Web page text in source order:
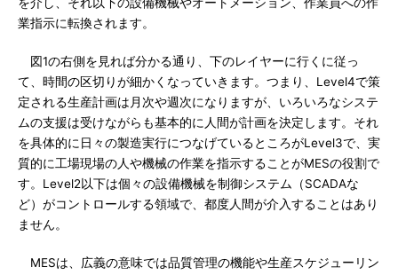
業指示に転換されます。
図1の右側を見れば分かる通り、下のレイヤーに行くに従っ
て、時間の区切りが細かくなっていきます。つまり、Level4で策
定される生産計画は月次や週次になりますが、いろいろなシステ
ムの支援は受けながらも基本的に人間が計画を決定します。それ
を具体的に日々の製造実行につなげているところがLevel3で、実
質的に工場現場の人や機械の作業を指示することがMESの役割で
す。Level2以下は個々の設備機械を制御システム（SCADAな
ど）がコントロールする領域で、都度人間が介入することはあり
ません。
MESは、広義の意味では品質管理の機能や生産スケジューリン